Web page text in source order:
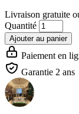
Livraison gratuite
Quantité
Ajouter au panier
Paiement en
Garantie 2 ans